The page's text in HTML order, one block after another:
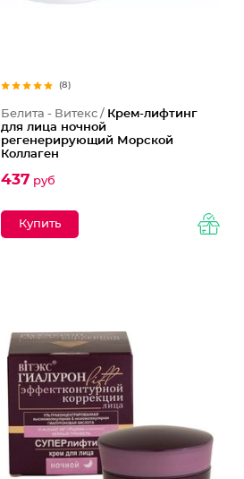
(8)
Белита - Витекс / Крем-лифтинг
для лица ночной
регенерирующий Морской
Коллаген
437 руб